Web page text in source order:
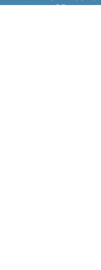
массовых коммуникаций (Роскомнадзор)